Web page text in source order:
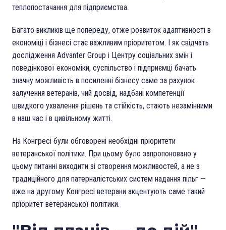
теплопостачання для підприємства.
Багато викликів ще попереду, отже розвиток адаптивності в
економіці і бізнесі стає важливим пріоритетом. І як свідчать
дослідження Advanter Group і Центру соціальних змін і
поведінкової економіки, суспільство і підприємці бачать
значну можливість в посиленні бізнесу саме за рахунок
залучення ветеранів, чий досвід, надбані компетенції
швидкого ухвалення рішень та стійкість, стають незамінними
в наш час і в цивільному житті.
На Конгресі були обговорені необхідні пріоритети
ветеранської політики. При цьому було запропоновано у
цьому питанні виходити зі створення можливостей, а не з
традиційного для патерналістських систем надання пільг —
вже на другому Конгресі ветерани акцентують саме такий
пріоритет ветеранської політики.